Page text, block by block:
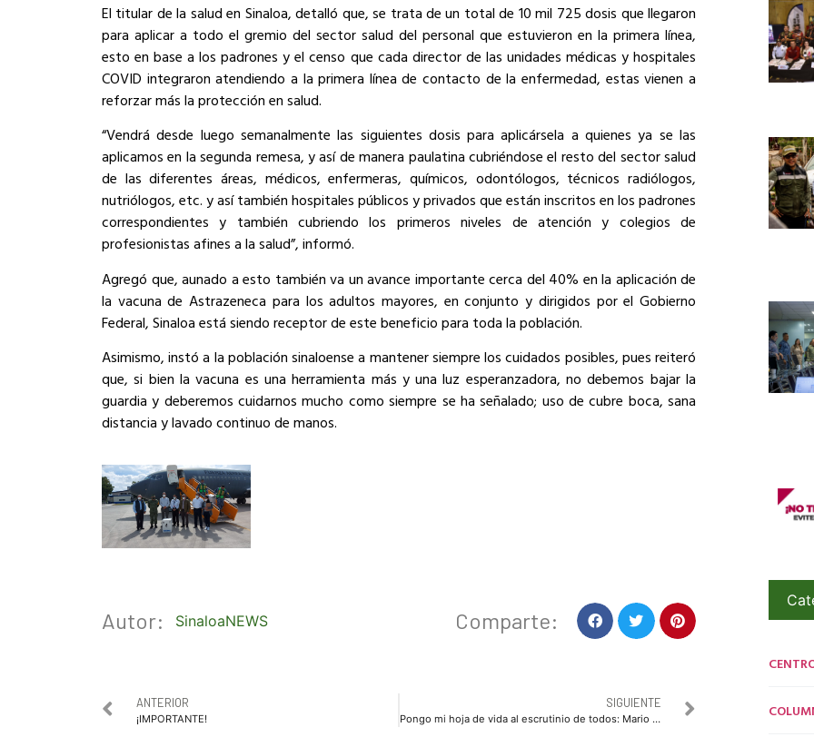
El titular de la salud en Sinaloa, detalló que, se trata de un total de 10 mil 725 dosis que llegaron
para aplicar a todo el gremio del sector salud del personal que estuvieron en la primera línea,
esto en base a los padrones y el censo que cada director de las unidades médicas y hospitales
COVID integraron atendiendo a la primera línea de contacto de la enfermedad, estas vienen a
reforzar más la protección en salud.
“Vendrá desde luego semanalmente las siguientes dosis para aplicársela a quienes ya se las
aplicamos en la segunda remesa, y así de manera paulatina cubriéndose el resto del sector salud
de las diferentes áreas, médicos, enfermeras, químicos, odontólogos, técnicos radiólogos,
nutriólogos, etc. y así también hospitales públicos y privados que están inscritos en los padrones
correspondientes y también cubriendo los primeros niveles de atención y colegios de
profesionistas afines a la salud”, informó.
Agregó que, aunado a esto también va un avance importante cerca del 40% en la aplicación de
la vacuna de Astrazeneca para los adultos mayores, en conjunto y dirigidos por el Gobierno
Federal, Sinaloa está siendo receptor de este beneficio para toda la población.
Asimismo, instó a la población sinaloense a mantener siempre los cuidados posibles, pues reiteró
que, si bien la vacuna es una herramienta más y una luz esperanzadora, no debemos bajar la
guardia y deberemos cuidarnos mucho como siempre se ha señalado; uso de cubre boca, sana
distancia y lavado continuo de manos.
Autor: SinaloaNEWS Comparte:
ANTERIOR
¡IMPORTANTE!
SIGUIENTE
Pongo mi hoja de vida al escrutinio de todos: Mario Zamora